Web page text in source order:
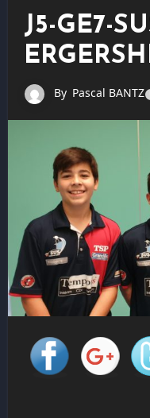
J5-GE7-
By Pascal BANTZ